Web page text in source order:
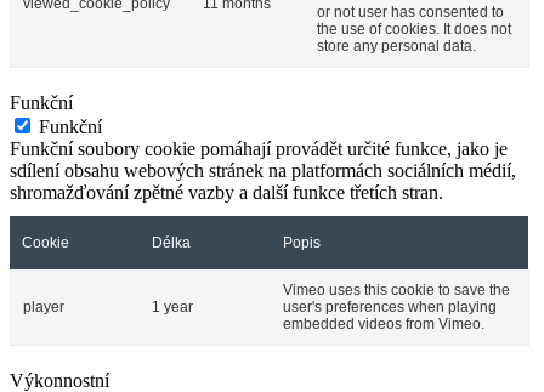
viewed_cookie_policy 11 months
or not user has consented to
the use of cookies. It does not
store any personal data.
Funkční
Funkční
Funkční soubory cookie pomáhají provádět určité funkce, jako je
sdílení obsahu webových stránek na platformách sociálních médií,
shromažďování zpětné vazby a další funkce třetích stran.
Cookie Délka Popis
player 1 year
Vimeo uses this cookie to save the
user's preferences when playing
embedded videos from Vimeo.
Výkonnostní